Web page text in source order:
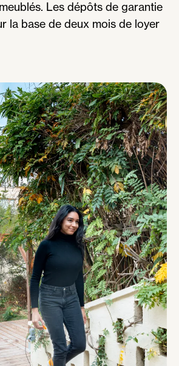
Les dépôts de garantie
la base de deux mois de loyer